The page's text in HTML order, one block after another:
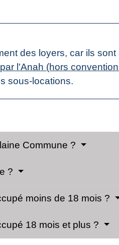
des loyers, car ils
l'Anah (hors
sous-locations.
Commune ?
?
moins de 18 mois ?
18 mois et plus ?